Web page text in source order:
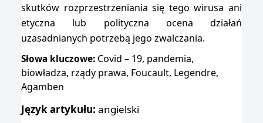
skutków rozprzestrzeniania się tego wirusa ani
etyczna lub polityczna ocena działań
uzasadnianych potrzebą jego zwalczania.
Słowa kluczowe: Covid – 19, pandemia,
biowładza, rządy prawa, Foucault, Legendre,
Agamben
Język artykułu: angielski